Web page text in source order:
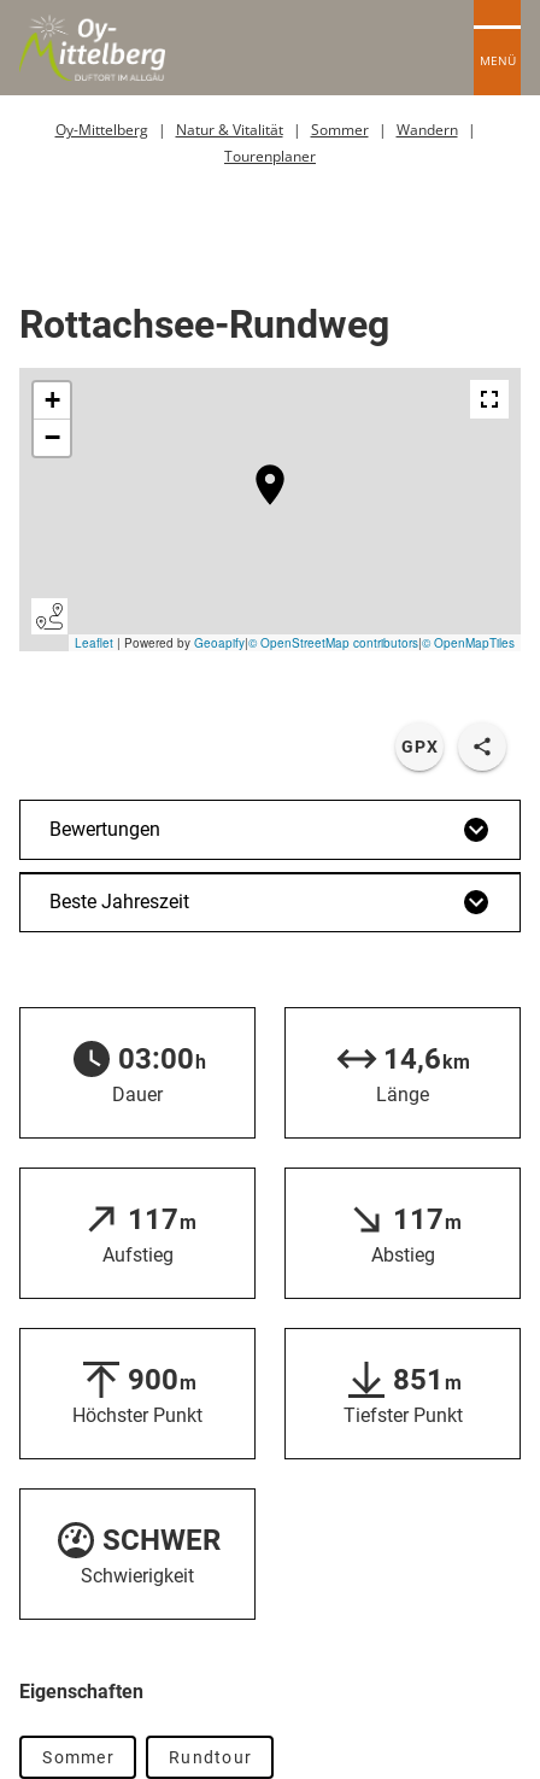
MENÜ
Oy-Mittelberg Natur & Vitalität Sommer
Wandern
Tourenplaner
Rottachsee-Rundweg
GPX
Bewertungen
Beste Jahreszeit
03:00h
Dauer
14,6km
Länge
117m
Aufstieg
117m
Abstieg
900m
Höchster Punkt
851m
Tiefster Punkt
SCHWER
Schwierigkeit
Eigenschaften
Sommer Rundtour